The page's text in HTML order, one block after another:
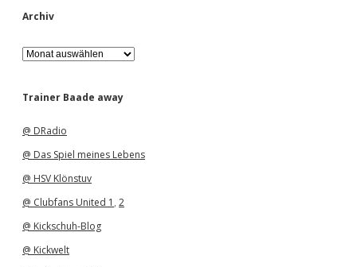
Archiv
A
r
h
Trainer Baade away
@ DRadio
@ Das Spiel meines Lebens
@ HSV Klönstuv
@ Clubfans United 1 , 2
@ Kickschuh-Blog
@ Kickwelt